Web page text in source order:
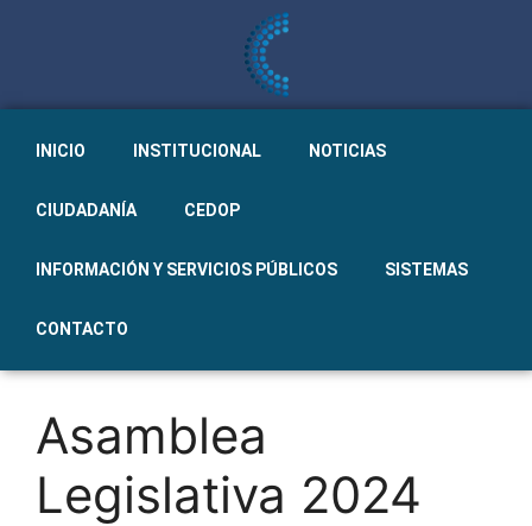
INICIO INSTITUCIONAL NOTICIAS
CIUDADANÍA CEDOP
INFORMACIÓN Y SERVICIOS PÚBLICOS SISTEMAS
CONTACTO
Asamblea
Legislativa 2024